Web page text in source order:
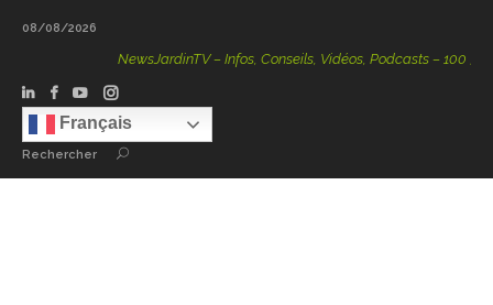
08/08/2026
NewsJardinTV – Infos, Conseils, Vidéos, Podcasts – 100 %
Français
Rechercher